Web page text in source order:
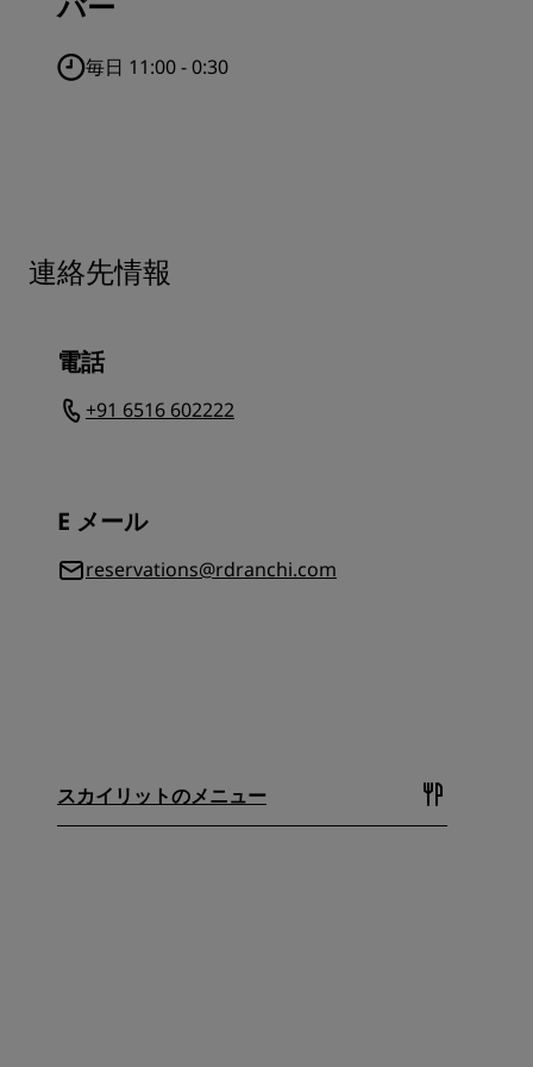
毎日 11:00 - 0:30
連絡先情報
電話
+91 6516 602222
E メール
reservations@rdranchi.com
スカイリットのメニュー